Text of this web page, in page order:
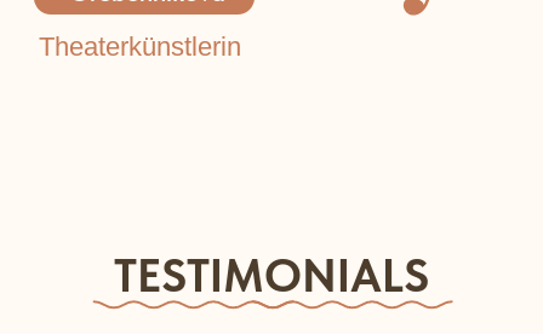
In welchem Alter ist es am